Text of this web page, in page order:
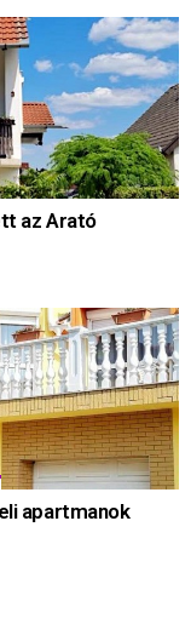
az Arató
apartmanok